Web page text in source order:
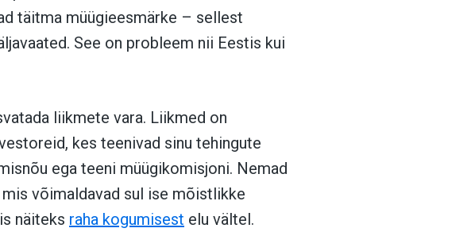
täitma müügieesmärke – sellest
See on probleem nii Eestis kui
liikmete vara. Liikmed on
kes teenivad sinu tehingute
ega teeni müügikomisjoni. Nemad
võimaldavad sul ise mõistlikke
näiteks raha kogumisest elu vältel.